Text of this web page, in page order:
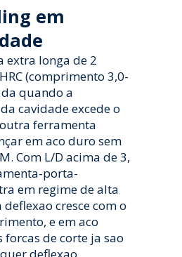
em
extra longa de 2
(comprimento 3,0-
quando a
cavidade excede o
ferramenta
em aco duro sem
Com L/D acima de 3,
porta-
em regime de alta
cresce com o
e em aco
forcas de corte ja sao